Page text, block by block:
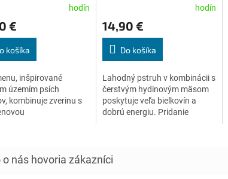
hodín
€
košíka
inšpirované
územím psích
kombinuje zverinu s
produktu
je
5,0
z
hviezdičiek.
hodín
14,90 €
Do košíka
Lahodný pstruh v kombinácii s
čerstvým hydinovým mäsom
poskytuje veľa bielkovín a
dobrú energiu. Pridanie